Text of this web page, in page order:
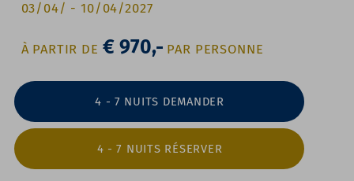
03/04/ -10/04/2027
À PARTIR DE € 970,- PAR PERSONNE
4 - 7 NUITS DEMANDER
4 - 7 NUITS RÉSERVER